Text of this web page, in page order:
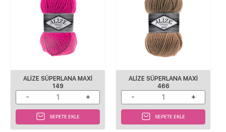
ALIZE SÜPERLANA MAXI
149
SEPETE EKLE
ALIZE SÜPERLANA MAXI
466
SEPETE EKLE